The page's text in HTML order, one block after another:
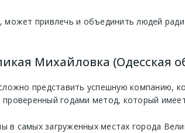
привлечь и объединить людей
Михайловка (Одесская
представить успешную компанию,
годами метод, который
в самых загруженных местах города